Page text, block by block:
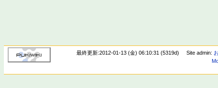
最終更新:2012-01-13 (金) 06:10:31 (5319d) Site admin: